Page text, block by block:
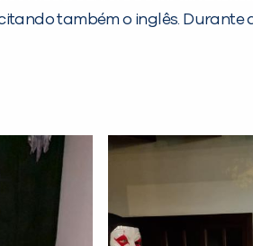
também o inglês.